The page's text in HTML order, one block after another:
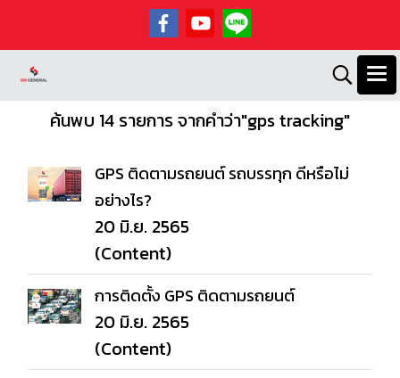
ค้นพบ 14 รายการ จากคำว่า"gps tracking"
GPS ติดตามรถยนต์ รถบรรทุก ดีหรือไม่
อย่างไร?
20 มิ.ย. 2565
(Content)
การติดตั้ง GPS ติดตามรถยนต์
20 มิ.ย. 2565
(Content)